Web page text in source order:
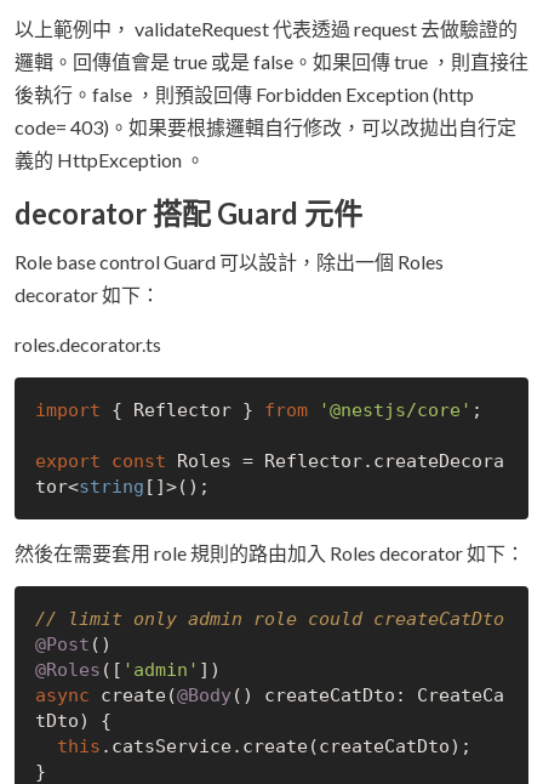
以上範例中， validateRequest 代表透過 request 去做驗證的
邏輯。回傳值會是 true 或是 false。如果回傳 true ，則直接往
後執行。false ，則預設回傳 Forbidden Exception (http
code= 403)。如果要根據邏輯自行修改，可以改拋出自行定
義的 HttpException 。
decorator 搭配 Guard 元件
Role base control Guard 可以設計，除出一個 Roles
decorator 如下：
roles.decorator.ts
import { Reflector } from '@nestjs/core' ;
export const Roles = Reflector.createDecora
tor<string
然後在需要套用 role 規則的路由加入 Roles decorator 如下：
// limit only admin role could createCatDto
@Post
@Roles ([ 'admin'
async create(@Body() createCatDto: CreateCa
tDto) {
this .catsService.create(createCatDto);